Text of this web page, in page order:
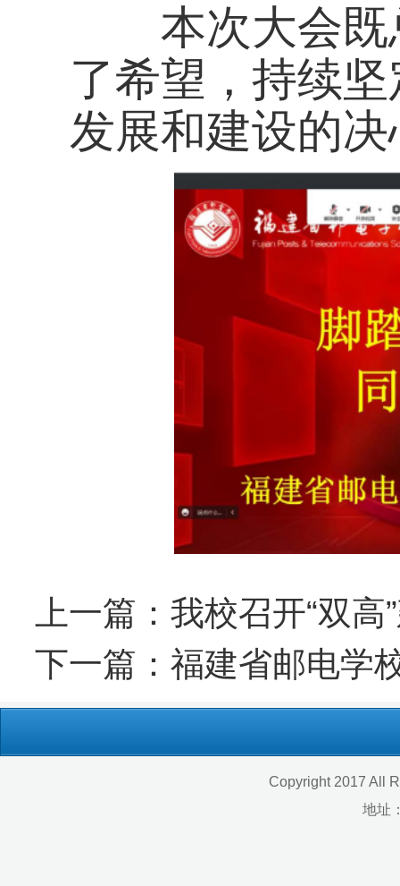
上一篇：我校召开“双高”建设中
下一篇：福建省邮电学校教育
网站首页
Copyright 2017 All Rights Reserved